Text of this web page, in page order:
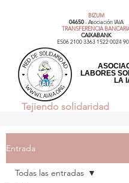
Tejiendo solidaridad
LABORES
LA
BIZUM
04650- Asociación IAIA​
TRANSFERENCIA
CAIXABANK
ES062100 3363 1522 0024
Entrada
Todas las entradas